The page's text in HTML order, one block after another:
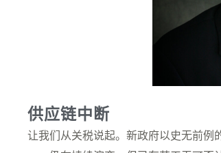
供应链中断
让我们从关税说起。新政府以史无前